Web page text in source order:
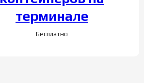
терминале
Бесплатно